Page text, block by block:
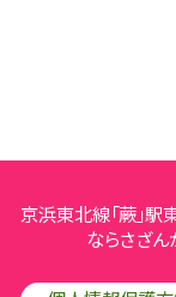
京浜東北線「蕨」
ならさざん